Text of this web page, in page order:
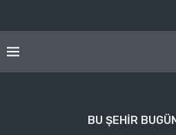
BU ŞEHIR